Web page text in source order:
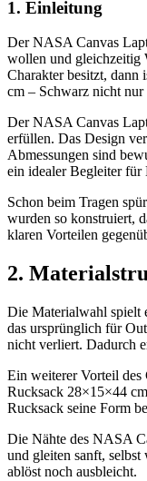
1. Einleitung
Der NASA Canvas
wollen und gleichzeitig
Charakter besitzt,
cm – Schwarz nicht
Der NASA Canvas
erfüllen. Das Design
Abmessungen sind
ein idealer Begleiter für
Schon beim Tragen
wurden so konstruiert,
klaren Vorteilen
2.
Die Materialwahl spielt
das ursprünglich für
nicht verliert. Dadurch
Ein weiterer Vorteil des
Rucksack 28×15×44
Rucksack seine Form
Die Nähte des NASA
und gleiten sanft,
ablöst noch ausbleicht.